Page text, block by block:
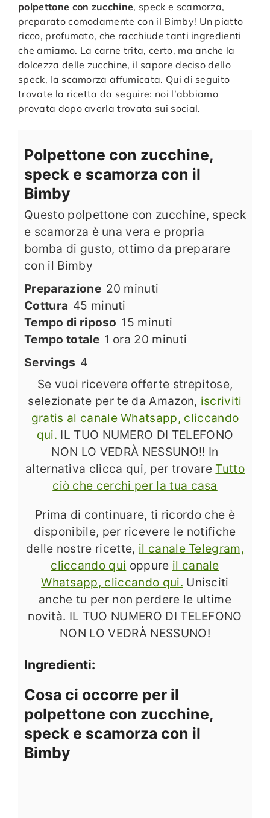
polpettone con zucchine, speck e scamorza,
preparato comodamente con il Bimby! Un piatto
ricco, profumato, che racchiude tanti ingredienti
che amiamo. La carne trita, certo, ma anche la
dolcezza delle zucchine, il sapore deciso dello
speck, la scamorza affumicata. Qui di seguito
trovate la ricetta da seguire: noi l’abbiamo
provata dopo averla trovata sui social.
Polpettone con zucchine,
speck e scamorza con il
Bimby
Questo polpettone con zucchine, speck
e scamorza è una vera e propria
bomba di gusto, ottimo da preparare
con il Bimby
Preparazione 20 minuti
minuti
Cottura 45 minuti
minuti
Tempo di riposo 15 minuti
minuti
Tempo totale 1 ora
ora 20 minuti
minuti
Servings 4
Se vuoi ricevere offerte strepitose,
selezionate per te da Amazon, iscriviti
gratis al canale Whatsapp, cliccando
qui. IL TUO NUMERO DI TELEFONO
NON LO VEDRÀ NESSUNO!! In
alternativa clicca qui, per trovare Tutto
ciò che cerchi per la tua casa
Prima di continuare, ti ricordo che è
disponibile, per ricevere le notifiche
delle nostre ricette, il canale Telegram,
cliccando qui oppure il canale
Whatsapp, cliccando qui. Unisciti
anche tu per non perdere le ultime
novità. IL TUO NUMERO DI TELEFONO
NON LO VEDRÀ NESSUNO!
Ingredienti:
Cosa ci occorre per il
polpettone con zucchine,
speck e scamorza con il
Bimby